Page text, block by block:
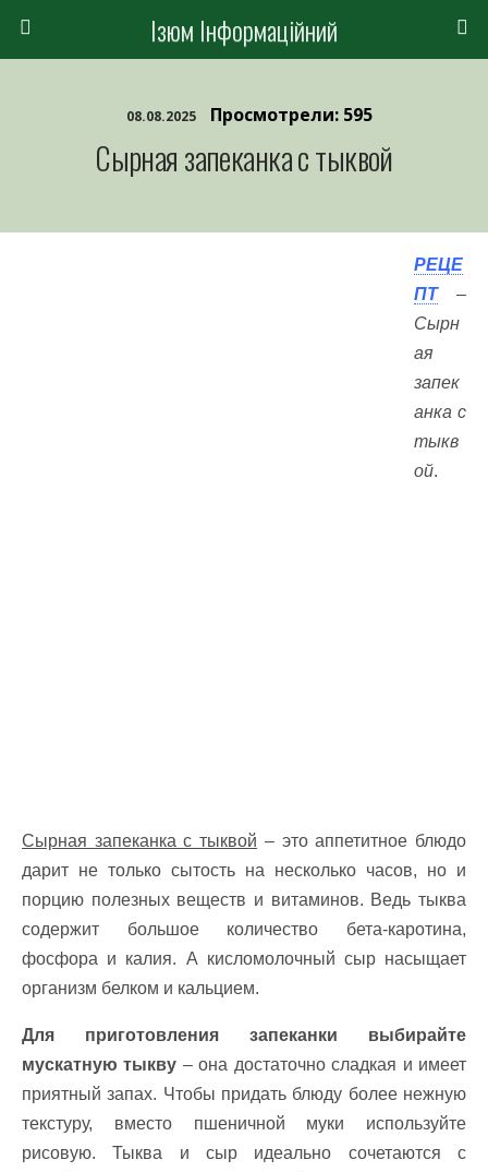
Ізюм Інформаційний
08.08.2025 Просмотрели: 595
Сырная запеканка с тыквой
РЕЦЕ
ПТ–
Сырн
ая
запек
анка с
тыкв
ой.
Сырная запеканка с тыквой – это аппетитное блюдо
дарит не только сытость на несколько часов, но и
порцию полезных веществ и витаминов. Ведь тыква
содержит большое количество бета-каротина,
фосфора и калия. А кисломолочный сыр насыщает
организм белком и кальцием.
Для приготовления запеканки выбирайте
мускатную тыкву – она достаточно сладкая и имеет
приятный запах. Чтобы придать блюду более нежную
текстуру, вместо пшеничной муки используйте
рисовую. Тыква и сыр идеально сочетаются с